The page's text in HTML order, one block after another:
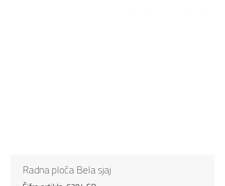
Radna ploča Bela sjaj